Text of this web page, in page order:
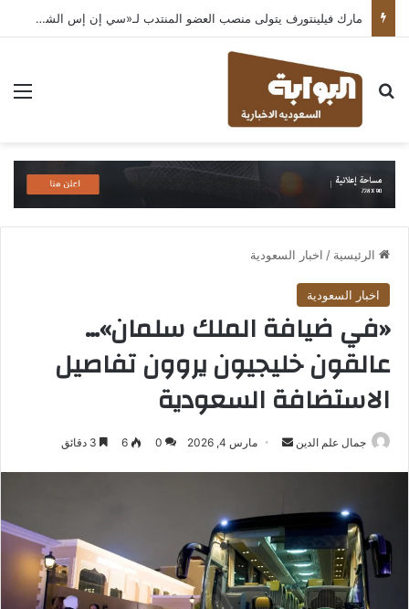
مارك فيلينتورف يتولى منصب العضو المنتدب لـ«سي إن إس الشرق الأوسط» ويشرف على شركات قطاع التكنولوجيا ضمن مجموعة غباش
بحث عن
الرئيسية / اخبار السعودية
اخبار السعودية
«في ضيافة الملك سلمان»…
عالقون خليجيون يروون تفاصيل
الاستضافة السعودية
جمال علم الدين
أرسل مارس 4, 2026 0
6